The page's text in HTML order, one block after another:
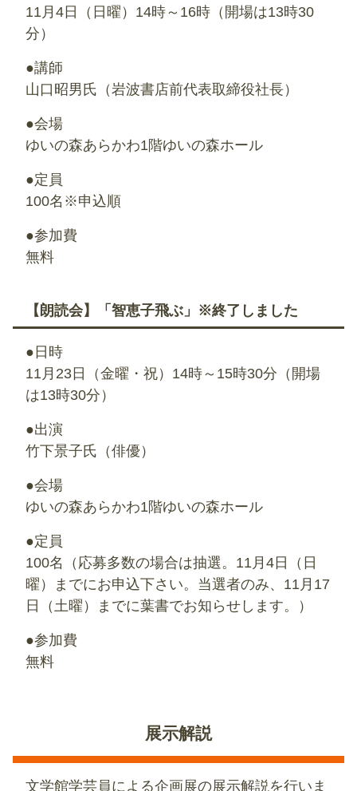
11月4日（日曜）14時～16時（開場は13時30
分）
●講師
山口昭男氏（岩波書店前代表取締役社長）
●会場
ゆいの森あらかわ1階ゆいの森ホール
●定員
100名※申込順
●参加費
無料
【朗読会】「智恵子飛ぶ」※終了しました
●日時
11月23日（金曜・祝）14時～15時30分（開場
は13時30分）
●出演
竹下景子氏（俳優）
●会場
ゆいの森あらかわ1階ゆいの森ホール
●定員
100名（応募多数の場合は抽選。11月4日（日
曜）までにお申込下さい。当選者のみ、11月17
日（土曜）までに葉書でお知らせします。）
●参加費
無料
展示解説
文学館学芸員による企画展の展示解説を行いま